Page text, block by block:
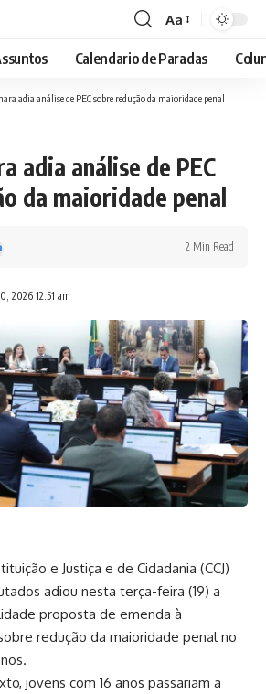
Font
Resizer
Aa
Calendario de Paradas
adia análise de PEC sobre redução da maioridade penal
adia análise de PEC
da maioridade penal
2026 12:51 am
2 Min Read
e Justiça e de Cidadania (CCJ)
adiou nesta terça-feira (19) a
proposta de emenda à
redução da maioridade penal no
jovens com 16 anos passariam a